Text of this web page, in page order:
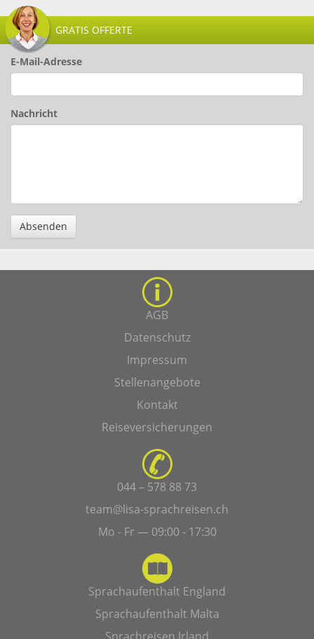
GRATIS OFFERTE
E-Mail-Adresse
Nachricht
Absenden
AGB
Datenschutz
Impressum
Stellenangebote
Kontakt
Reiseversicherungen
044 – 578 88 73
team@lisa-sprachreisen.ch
Mo - Fr — 09:00 - 17:30
Sprachaufenthalt England
Sprachaufenthalt Malta